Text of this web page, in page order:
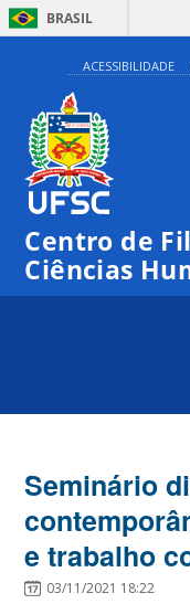
BRASIL
ACESSIBILIDADE
Centro de
Ciências
Seminário
e trabalho
03/11/2021 18:22